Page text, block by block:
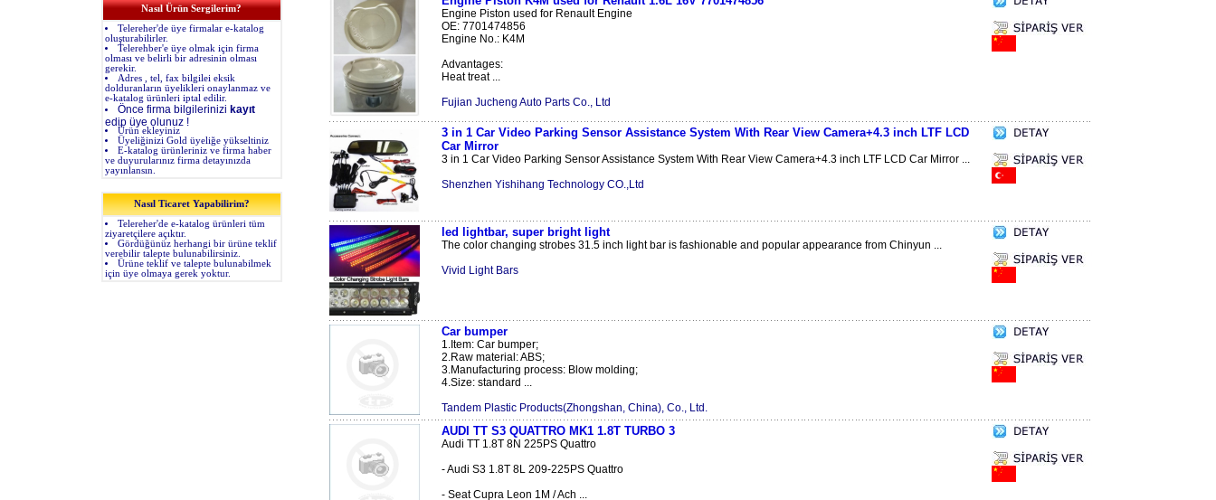
Nasıl Ürün Sergilerim?
Telereher'de üye firmalar e-katalog
oluşturabilirler.
Telerehber'e üye olmak için firma
olması ve belirli bir adresinin olması
gerekir.
Adres , tel, fax bilgilei eksik
dolduranların üyelikleri onaylanmaz ve
e-katalog ürünleri iptal edilir.
Önce firma bilgilerinizi kayıt
edip üye olunuz !
Ürün ekleyiniz
Üyeliğinizi Gold üyeliğe yükseltiniz
E-katalog ürünleriniz ve firma haber
ve duyurularınız firma detayınızda
yayınlansın.
Nasıl Ticaret Yapabilirim?
Telereher'de e-katalog ürünleri tüm
ziyaretçilere açıktır.
Gördüğünüz herhangi bir ürüne teklif
verebilir talepte bulunabilirsiniz.
Ürüne teklif ve talepte bulunabilmek
için üye olmaya gerek yoktur.
Engine Piston used for Renault Engine
OE: 7701474856
Engine No.: K4M
Advantages:
Heat treat ...
Fujian Jucheng Auto Parts Co., Ltd
3 in 1 Car Video Parking Sensor Assistance System With Rear View Camera+4.3 inch LTF LCD
Car Mirror
3 in 1 Car Video Parking Sensor Assistance System With Rear View Camera+4.3 inch LTF LCD Car Mirror ...
Shenzhen Yishihang Technology CO.,Ltd
led lightbar, super bright light
The color changing strobes 31.5 inch light bar is fashionable and popular appearance from Chinyun ...
Vivid Light Bars
Car bumper
1.Item: Car bumper;
2.Raw material: ABS;
3.Manufacturing process: Blow molding;
4.Size: standard ...
Tandem Plastic Products(Zhongshan, China), Co., Ltd.
AUDI TT S3 QUATTRO MK1 1.8T TURBO 3
Audi TT 1.8T 8N 225PS Quattro
- Audi S3 1.8T 8L 209-225PS Quattro
- Seat Cupra Leon 1M / Ach ...